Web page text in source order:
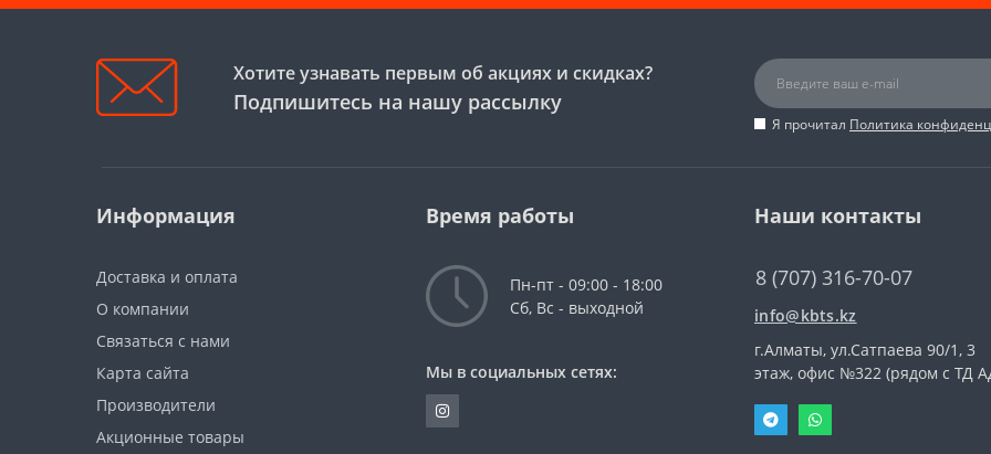
Хотите узнавать первым об акциях и скидках?
Подпишитесь на нашу рассылку
Я прочитал Политика
Информация
Доставка и оплата
О компании
Связаться с нами
Карта сайта
Производители
Акционные товары
Время работы
Пн-пт - 09:00 - 18:00
Сб, Вс - выходной
Мы в социальных сетях:
Наши контакты
8 (707) 316-70-07
info@kbts.kz
г.Алматы, ул.Сатпаева 90/1, 3
этаж, офис №322 (рядом с ТД